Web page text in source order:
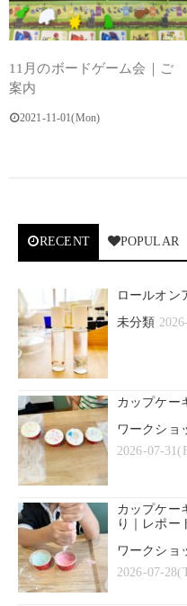
11月のボードゲーム会｜ご
案内
2021-11-01(Mon)
RECENT POPULAR
ロールオン
未分類
カップケー
ワークショ
2026-07-
カップケー
り｜レポー
ワークショ
2026-07-